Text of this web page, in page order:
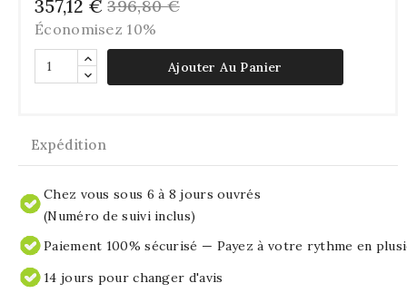
357,12 € 396,80 €
Économisez 10%
Ajouter Au Panier
Expédition
Chez vous sous 6 à 8 jours ouvrés
(Numéro de suivi inclus)
Paiement 100% sécurisé — Payez à votre rythme en
14 jours pour changer d'avis